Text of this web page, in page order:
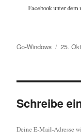
Facebook unter
Autor
Go-Windows 25.
Schreibe
Deine E-Mail-Adresse